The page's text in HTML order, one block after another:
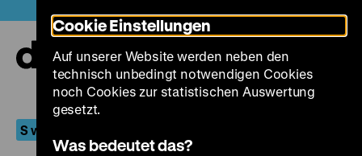
zum
Seiteninhalt
springen
S wie Sonderprogramm
Cookie Einstellungen
Auf unserer Website werden neben den
technisch unbedingt notwendigen Cookies
noch Cookies zur statistischen Auswertung
gesetzt.
Was bedeutet das?